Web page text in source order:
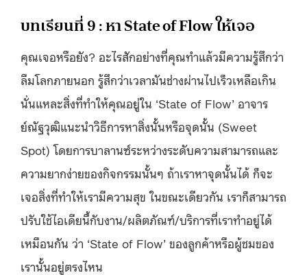
บทเรียนที่ 9 : หา State of Flow ให้เจอ
คุณเจอหรือยัง? อะไรสักอย่างที่คุณทำแล้วมีความรู้สึกว่า
ลืมโลกภายนอก รู้สึกว่าเวลามันช่างผ่านไปเร็วเหลือเกิน
นั่นแหละสิ่งที่ทำให้คุณอยู่ใน ‘State of Flow’ อาจาร
ย์ณัฐวุฒิแนะนำวิธีการหาสิ่งนั้นหรือจุดนั้น (Sweet
Spot) โดยการบาลานซ์ระหว่างระดับความสามารถและ
ความยากง่ายของกิจกรรมนั้นๆ ถ้าเราหาจุดนั้นได้ ก็จะ
เจอสิ่งที่ทำให้เรามีความสุข ในขณะเดียวกัน เราก็สามารถ
ปรับใช้ไอเดียนี้กับงาน/ผลิตภัณฑ์/บริการที่เราทำอยู่ได้
เหมือนกัน ว่า ‘State of Flow’ ของลูกค้าหรือผู้ชมของ
เรานั้นอยู่ตรงไหน